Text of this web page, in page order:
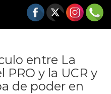
entre La
PRO y la UCR y
de poder en